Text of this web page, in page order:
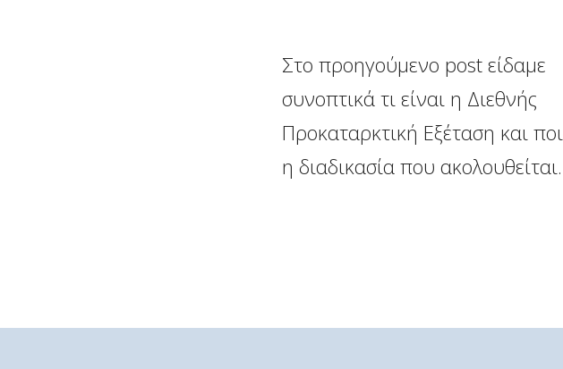
Στο προηγούμενο post είδαμε
συνοπτικά τι είναι η Διεθνής
Προκαταρκτική Εξέταση και
η διαδικασία που ακολουθείται.